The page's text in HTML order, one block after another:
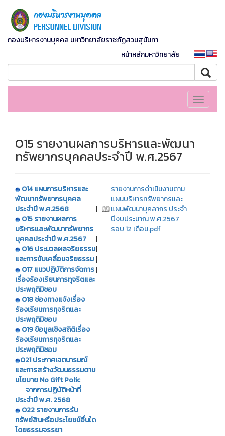
กองบริหารงานบุคคล มหาวิทยาลัยราชภัฏสวนสุนันทา
หน้าหลักมหาวิทยาลัย
Toggle
O15 รายงานผลการบริหารและพัฒนา
ทรัพยากรบุคคลประจำปี พ.ศ.2567
O14 แผนการบริหารและ
พัฒนาทรัพยากรบุคคล
ประจำปี พ.ศ.2568
|
รายงานการดำเนินงานตาม
แผนบริหารทรัพยากรและ
แผนพัฒนาบุคลากร ประจำ
ปีงบประมาณ พ.ศ.2567
รอบ 12 เดือน.pdf
|
|
|
|
O15 รายงานผลการ
บริหารและพัฒนาทรัพยากร
บุคคลประจำปี พ.ศ.2567
O16 ประมวลผลจริยธรรม
และการขับเคลื่อนจริยธรรม
O17 แนวปฏิบัติการจัดการ
เรื่องร้องเรียนการทุจริตและ
ประพฤติมิชอบ
O18ช่องทางแจ้งเรื่อง
ร้องเรียนการทุจริตและ
ประพฤติมิชอบ
O19 ข้อมูลเชิงสถิติเรื่อง
ร้องเรียนการทุจริตและ
ประพฤติมิชอบ
O21 ประกาศเจตนารมณ์
และการสร้างวัฒนธรรมตาม
นโยบาย No Gift Polic
จากการปฏิบัติหน้าที่
ประจำปี พ.ศ. 2568
O22 รายงานการรับ
ทรัพย์สินหรือประโยชน์อื่นใด
โดยธรรมจรรยา